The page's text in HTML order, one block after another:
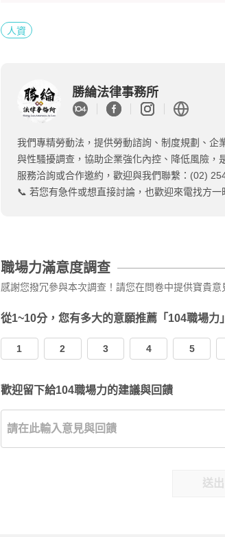
人資
勝綸法律事務所
我們專精勞動法，提供勞動諮詢、制度規劃、企
與性騷擾調查，協助企業強化內控、降低風險，
服務洽詢或合作邀約，歡迎與我們聯繫：(02)
📞 若您有急件或想直接討論，也歡迎來電找方一
職場力滿意度調查
感謝您撥冗參與本次調查！請您在問卷中提供寶貴
從1~10分，您有多大的意願推薦「104職場力
1 2 3 4 5
歡迎留下給104職場力的建議與回饋
送出